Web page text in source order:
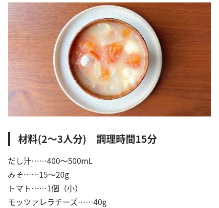
材料(2〜3人分) 調理時間15分
だし汁……400〜500mL
みそ……15〜20g
トマト……1個（小）
モッツァレラチーズ……40g